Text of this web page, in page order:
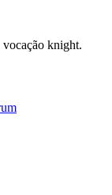
vocação knight.